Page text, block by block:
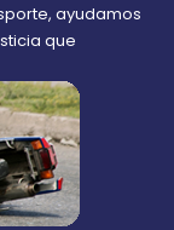
ayudamos
que